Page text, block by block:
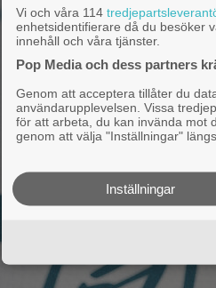
Vi och våra 114
enhetsidentifierare då du besöker
innehåll och våra tjänster.
Pop Media och dess partners
Genom att acceptera tillåter du
användarupplevelsen. Vissa
för att arbeta, du kan invända mot
genom att välja "Inställningar"
Inställningar